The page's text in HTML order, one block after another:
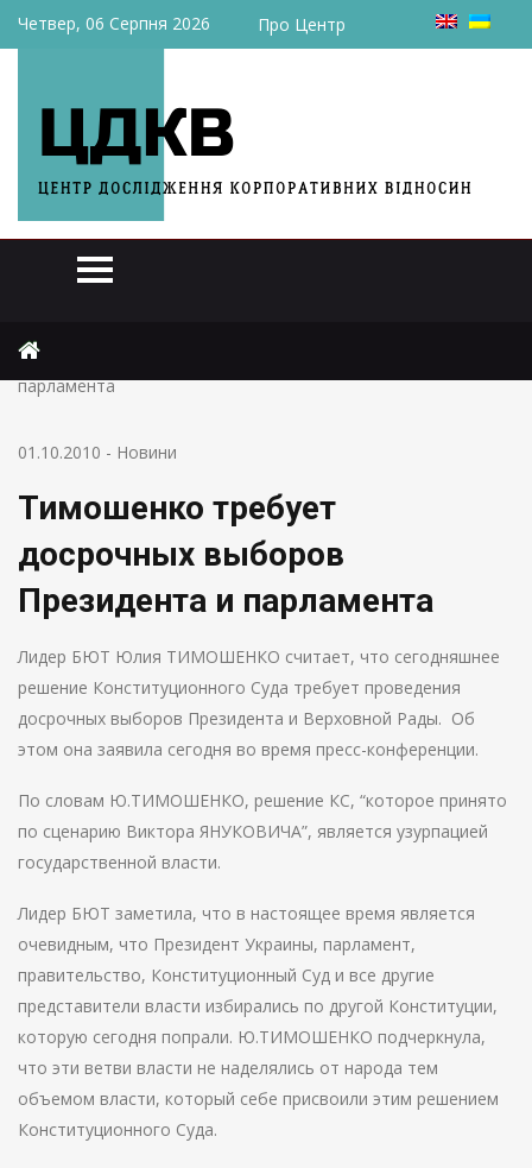
Четвер, 06 Серпня 2026 Про Центр
Тимошенко требует досрочных выборов Президента и
парламента
01.10.2010 - Новини
Тимошенко требует
досрочных выборов
Президента и парламента
Лидер БЮТ Юлия ТИМОШЕНКО считает, что сегодняшнее
решение Конституционного Суда требует проведения
досрочных выборов Президента и Верховной Рады. Об
этом она заявила сегодня во время пресс-конференции.
По словам Ю.ТИМОШЕНКО, решение КС, “которое принято
по сценарию Виктора ЯНУКОВИЧА”, является узурпацией
государственной власти.
Лидер БЮТ заметила, что в настоящее время является
очевидным, что Президент Украины, парламент,
правительство, Конституционный Суд и все другие
представители власти избирались по другой Конституции,
которую сегодня попрали. Ю.ТИМОШЕНКО подчеркнула,
что эти ветви власти не наделялись от народа тем
объемом власти, который себе присвоили этим решением
Конституционного Суда.